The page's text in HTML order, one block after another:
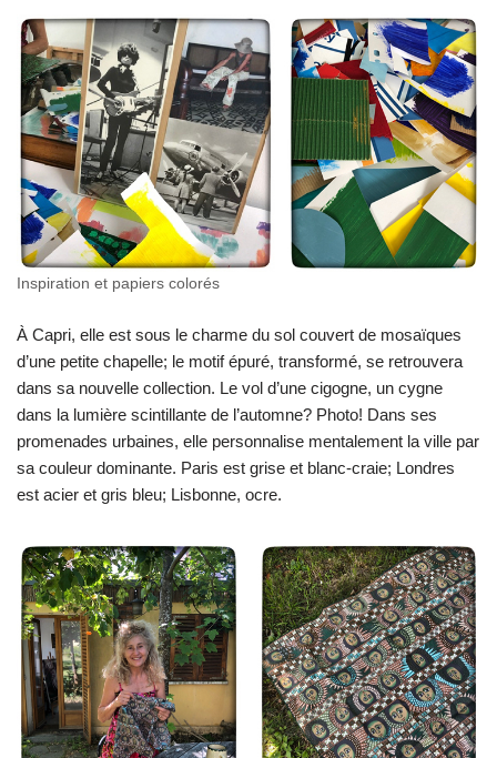
Inspiration et papiers colorés
À Capri, elle est sous le charme du sol couvert de mosaïques
d’une petite chapelle; le motif épuré, transformé, se retrouvera
dans sa nouvelle collection. Le vol d’une cigogne, un cygne
dans la lumière scintillante de l’automne? Photo! Dans ses
promenades urbaines, elle personnalise mentalement la ville par
sa couleur dominante. Paris est grise et blanc-craie; Londres
est acier et gris bleu; Lisbonne, ocre.